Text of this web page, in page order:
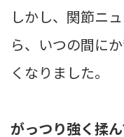
しかし、関節ニ
ら、いつの間に
くなりました。
がっつり強く揉